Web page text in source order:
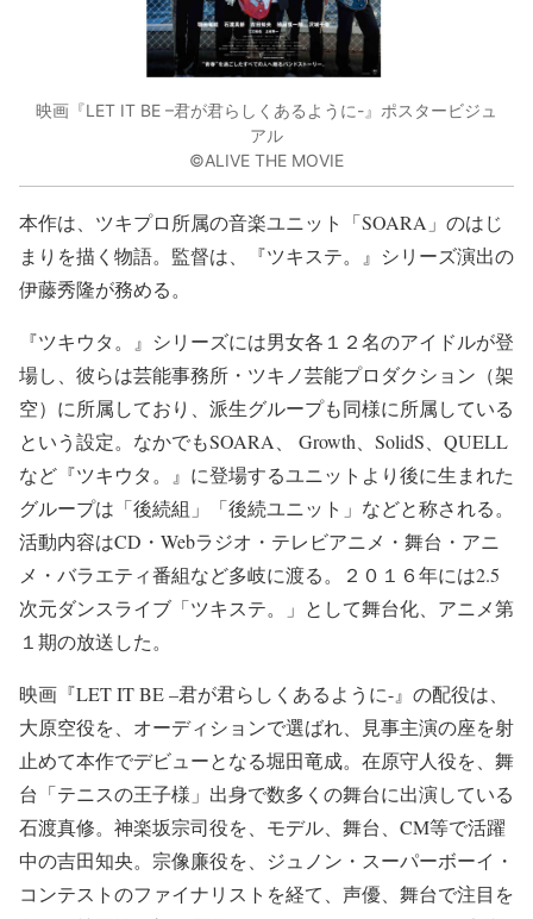
映画『LET IT BE –君が君らしくあるように-』ポスタービジュ
アル
©ALIVE THE MOVIE
本作は、ツキプロ所属の音楽ユニット「SOARA」のはじ
まりを描く物語。監督は、『ツキステ。』シリーズ演出の
伊藤秀隆が務める。
『ツキウタ。』シリーズには男女各１２名のアイドルが登
場し、彼らは芸能事務所・ツキノ芸能プロダクション（架
空）に所属しており、派生グループも同様に所属している
という設定。なかでもSOARA、 Growth、SolidS、QUELL
など『ツキウタ。』に登場するユニットより後に生まれた
グループは「後続組」「後続ユニット」などと称される。
活動内容はCD・Webラジオ・テレビアニメ・舞台・アニ
メ・バラエティ番組など多岐に渡る。２０１６年には2.5
次元ダンスライブ「ツキステ。」として舞台化、アニメ第
１期の放送した。
映画『LET IT BE –君が君らしくあるように-』の配役は、
大原空役を、オーディションで選ばれ、見事主演の座を射
止めて本作でデビューとなる堀田竜成。在原守人役を、舞
台「テニスの王子様」出身で数多くの舞台に出演している
石渡真修。神楽坂宗司役を、モデル、舞台、CM等で活躍
中の吉田知央。宗像廉役を、ジュノン・スーパーボーイ・
コンテストのファイナリストを経て、声優、舞台で注目を